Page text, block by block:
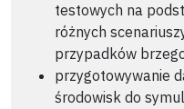
testowych na
różnych
przypadków
przygotowywanie
środowisk do